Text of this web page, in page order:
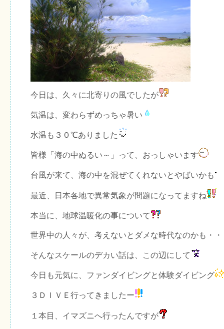
今日は、久々に北寄りの風でしたが
気温は、変わらずめっちゃ暑い
水温も３０℃ありました
皆様「海の中ぬるい～」って、おっしゃいます
台風が来て、海の中を混ぜてくれないとやばいかも
最近、日本各地で異常気象が問題になってますね
本当に、地球温暖化の事について
世界中の人々が、考えないとダメな時代なのかも・
そんなスケールのデカい話は、この辺にして
今日も元気に、ファンダイビングと体験ダイビング
３ＤＩＶＥ行ってきましたー
１本目、イマズニへ行ったんですが